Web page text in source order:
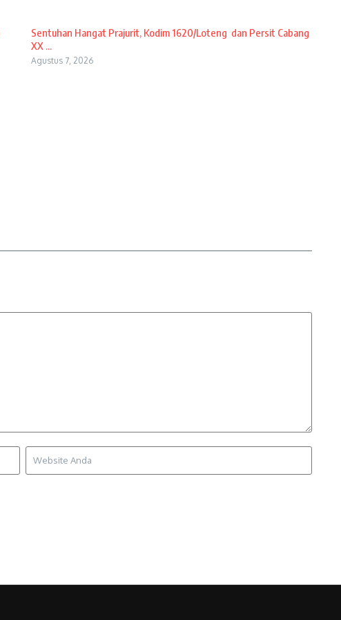
Sentuhan Hangat Prajurit, Kodim 1620/Loteng dan Persit Cabang
XX ...
Agustus 7, 2026